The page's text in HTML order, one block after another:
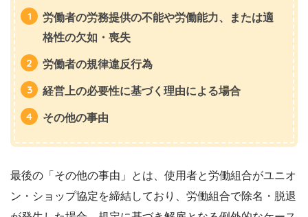
労働者の労務提供の不能や労働能力、または適
格性の欠如・喪失
労働者の規律違反行為
経営上の必要性に基づく理由による場合
その他の事由
最後の「その他の事由」とは、使用者と労働組合がユニオ
ン・ショップ協定を締結しており、労働組合で除名・脱退